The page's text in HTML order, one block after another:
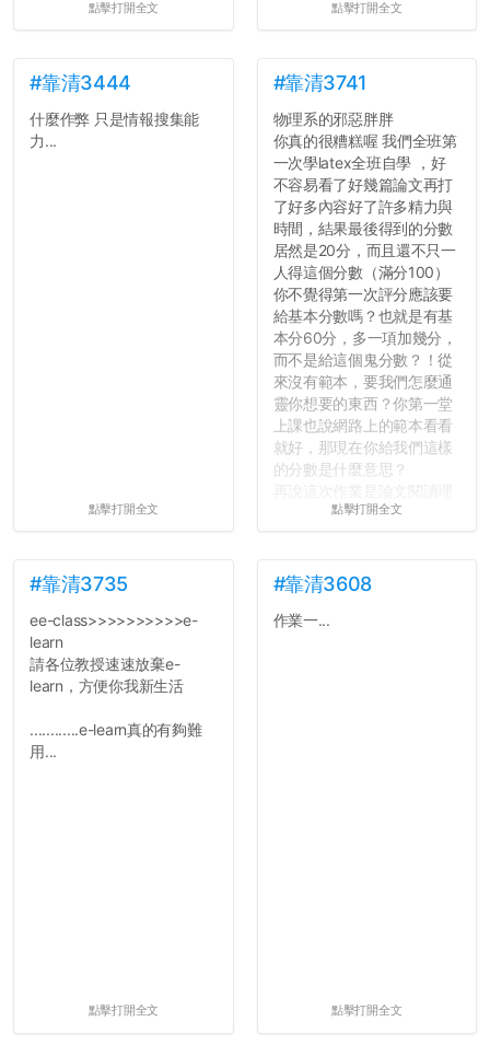
點擊打開全文 點擊打開全文
#靠清3444
什麼作弊 只是情報搜集能
力...
點擊打開全文
#靠清3741
物理系的邪惡胖胖
你真的很糟糕喔 我們全班第
一次學latex全班自學 ，好
不容易看了好幾篇論文再打
了好多內容好了許多精力與
時間，結果最後得到的分數
居然是20分，而且還不只一
人得這個分數（滿分100）
你不覺得第一次評分應該要
給基本分數嗎？也就是有基
本分60分，多一項加幾分，
而不是給這個鬼分數？！從
來沒有範本，要我們怎麼通
靈你想要的東西？你第一堂
上課也說網路上的範本看看
就好，那現在你給我們這樣
的分數是什麼意思？
解與評論，既然已經寫下實
對論文的評論10分？！...
點擊打開全文
#靠清3735
ee-class>>>>>>>>>>e-
learn
請各位教授速速放棄e-
learn，方便你我新生活
............e-learn真的有夠難
用...
點擊打開全文
#靠清3608
作業一...
點擊打開全文